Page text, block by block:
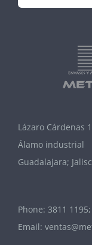
for:
Lázaro Cárdenas
Álamo industrial
Guadalajara;
Phone: 3811
Email: